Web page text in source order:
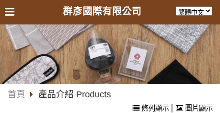
群彥國際有限公司
首頁 產品介紹 Products
條列顯示 | 圖片顯示